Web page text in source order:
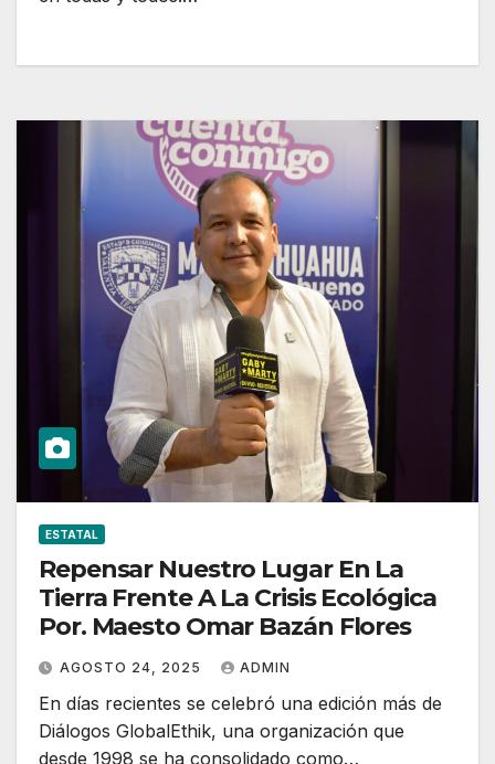
ESTATAL
Repensar Nuestro Lugar En La
Tierra Frente A La Crisis Ecológica
Por. Maesto Omar Bazán Flores
AGOSTO 24, 2025 ADMIN
En días recientes se celebró una edición más de
Diálogos GlobalEthik, una organización que
desde 1998 se ha consolidado como…